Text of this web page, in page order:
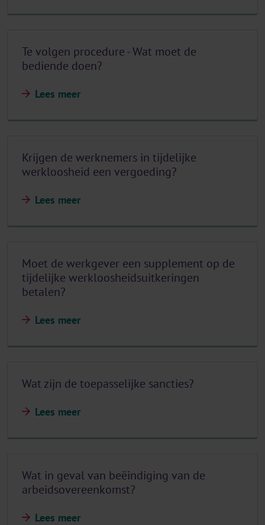
Te volgen procedure - Wat moet de
bediende doen?
Lees meer
Krijgen de werknemers in tijdelijke
werkloosheid een vergoeding?
Lees meer
Moet de werkgever een supplement op de
tijdelijke werkloosheidsuitkeringen
betalen?
Lees meer
Wat zijn de toepasselijke sancties?
Lees meer
Wat in geval van beëindiging van de
arbeidsovereenkomst?
Lees meer